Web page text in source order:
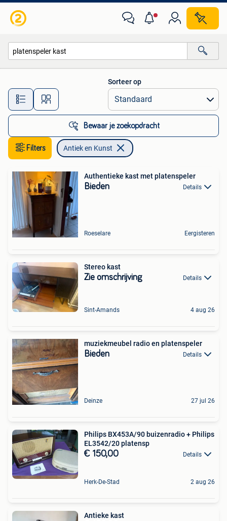
Alle afstanden…
Sorteer op
Bewaar je zoekopdracht
Filters Antiek en Kunst
Authentieke kast met platenspeler
Bieden Details
Roeselare Eergisteren
Stereo kast
Zie omschrijving Details
Sint-Amands 4 aug 26
muziekmeubel radio en platenspeler
Bieden Details
Deinze 27 jul 26
Philips BX453A/90 buizenradio + Philips
EL3542/20 platensp
€ 150,00 Details
Herk-De-Stad 2 aug 26
Antieke kast